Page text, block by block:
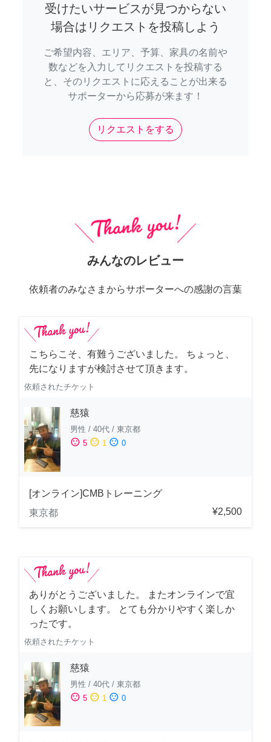
受けたいサービスが見つからない
場合はリクエストを投稿しよう
ご希望内容、エリア、予算、家具の名前や
数などを入力してリクエストを投稿する
と、そのリクエストに応えることが出来る
サポーターから応募が来ます！
リクエストをする
みんなのレビュー
依頼者のみなさまからサポーターへの感謝の言葉
こちらこそ、有難うございました。 ちょっと、
先になりますが検討させて頂きます。
依頼されたチケット
慈猿
男性 / 40代 / 東京都
sentiment_satisfied 5 sentiment_neutral 1 sentiment_dissatisfied 0
[オンライン]CMBトレーニング
東京都
¥2,500
ありがとうございました。 またオンラインで宜
しくお願いします。 とても分かりやすく楽しか
ったです。
依頼されたチケット
慈猿
男性 / 40代 / 東京都
sentiment_satisfied 5 sentiment_neutral 1 sentiment_dissatisfied 0